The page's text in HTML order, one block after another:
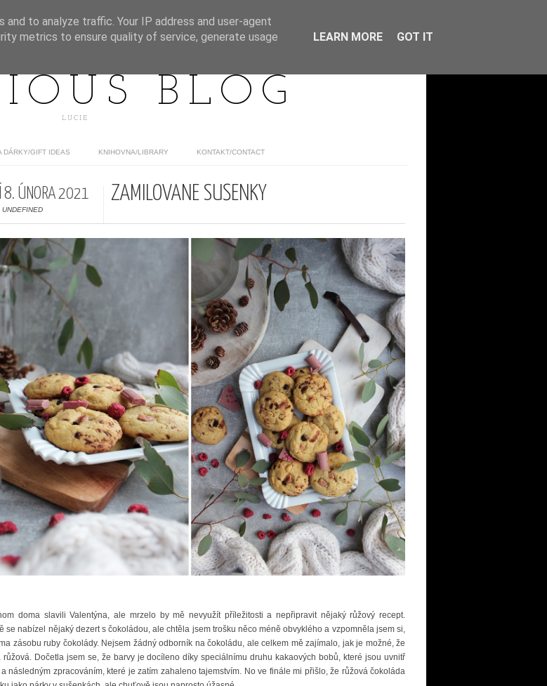
BLOG
LUCIE
DÁRKY/GIFT IDEAS KNIHOVNA/LIBRARY KONTAKT/CONTACT
8. ÚNORA 2021
UNDEFINED
ZAMILOVANÉ SUŠENKY
doma slavili Valentýna, ale mrzelo by mě nevyužít příležitosti a nepřipravit nějaký růžový recept.
se nabízel nějaký dezert s čokoládou, ale chtěla jsem trošku něco méně obvyklého a vzpomněla jsem si,
zásobu ruby čokolády. Nejsem žádný odborník na čokoládu, ale celkem mě zajímalo, jak je možné, že
růžová. Dočetla jsem se, že barvy je docíleno díky speciálnímu druhu kakaových bobů, které jsou uvnitř
následným zpracováním, které je zatím zahaleno tajemstvím. No ve finále mi přišlo, že růžová čokoláda
to analyze traffic. Your IP address and user-agent
metrics to ensure quality of service, generate usage
LEARN MORE GOT IT